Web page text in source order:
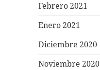
Febrero 2021
Enero 2021
Diciembre 2020
Noviembre 2020